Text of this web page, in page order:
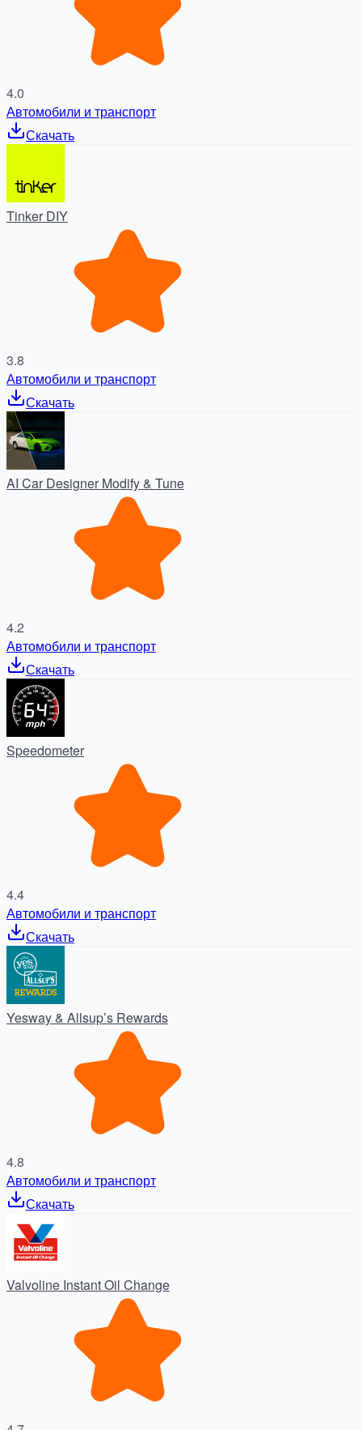
4.0
Автомобили и транспорт
Скачать
Tinker DIY
3.8
Автомобили и транспорт
Скачать
AI Car Designer Modify & Tune
4.2
Автомобили и транспорт
Скачать
Speedometer
4.4
Автомобили и транспорт
Скачать
Yesway & Allsup’s Rewards
4.8
Автомобили и транспорт
Скачать
Valvoline Instant Oil Change